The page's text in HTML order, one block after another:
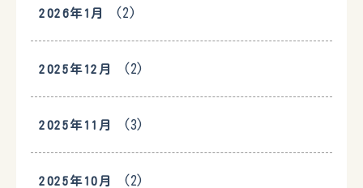
2026年1月 (2)
2025年12月 (2)
2025年11月 (3)
2025年10月 (2)